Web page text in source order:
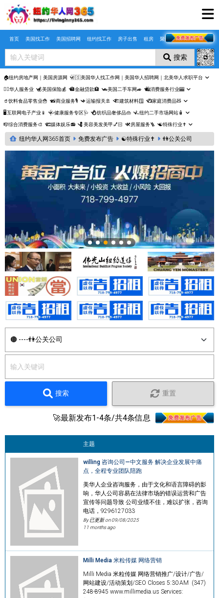
Skip to main content
首页 美国找工作 美国招聘网 纽约找工作 房子出售 租房 聚合页
搜索
🏠纽约房地产网｜美国房源网 🇺🇸美国华人找工作网｜美国华人招聘网｜北美华人求职平台
🤵‍♀️华人服务业 💰美国保险💰 🏦金融贷款🏦 🚗美国二手车网🚙 🛍️消费服务行业🎰
🥤饮料食品零售业🍟 📸商业服务🎙️ ✈️运输报关🚢 🏗️建筑材料🪟 📺家庭消费品🧸
🖥️互联网电子产业📱 🩺健康服务专区🩺 💍纺织品奢侈品👜 🛴纽约二手市场网站🧴
🎼综合消费服务🎨 🎞️媒体娱乐📻 💈美容美发美甲💅🏻 ⚒️房屋服务🪜 ☯️特殊行业✝️
纽约华人网365首页 免费发布广告 ☯️特殊行业✝️ 👫公关公司
搜索 重置
🚀最新发布1-4条/共4条信息
主题
willing 咨询公司—中文服务 解决企业发展中痛
点，全程专业团队陪跑
美华人企业咨询服务，由于文化和语言障碍的影
响，华人公司容易在法律市场的错误运营和广告
宣传等问题导致 公司业绩不佳，难以扩张，咨询
电话，9296127033
By 已更新 on09/08/2025
11 months ago
Milli Media 米粒传媒 网络营销
Milli Media 米粒传媒 网络营销推广/设计/广告/
网站建设/活动策划/SEO Closes 5:30 AM (347)
248-8945 www.millimedia.us Services: